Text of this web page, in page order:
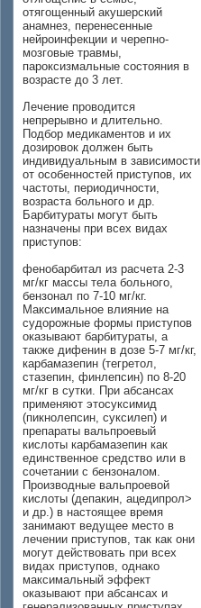
отягощенный акушерский
анамнез, перенесенные
нейроинфекции и черепно-
мозговые травмы,
пароксизмальные состояния в
возрасте до 3 лет.
Лечение проводится
непрерывно и длительно.
Подбор медикаментов и их
дозировок должен быть
индивидуальным в зависимости
от особенностей приступов, их
частоты, периодичности,
возраста больного и др.
Барбитураты могут быть
назначены при всех видах
приступов:
фенобарбитал из расчета 2-3
мг/кг массы тела больного,
бензонал по 7-10 мг/кг.
Максимальное влияние на
судорожные формы приступов
оказывают барбитураты, а
также дифенин в дозе 5-7 мг/кг,
карбамазепин (тегретол,
стазепин, финлепсин) по 8-20
мг/кг в сутки. При абсансах
применяют этосуксимид
(пикнолепсин, суксилеп) и
препараты вальпроевый
кислоты карбамазепин как
единственное средство или в
сочетании с бензоналом.
Производные вальпроевой
кислоты (депакин, ацедипрол>
и др.) в настоящее время
занимают ведущее место в
лечении приступов, так как они
могут действовать при всех
видах приступов, однако
максимальный эффект
оказывают при абсансах и